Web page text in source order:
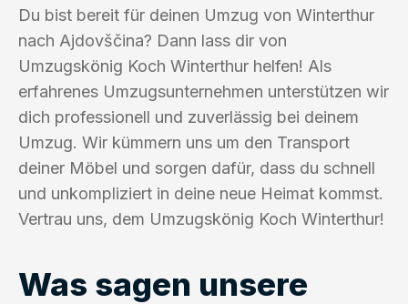
Du bist bereit für deinen Umzug von Winterthur
nach Ajdovščina? Dann lass dir von
Umzugskönig Koch Winterthur helfen! Als
erfahrenes Umzugsunternehmen unterstützen wir
dich professionell und zuverlässig bei deinem
Umzug. Wir kümmern uns um den Transport
deiner Möbel und sorgen dafür, dass du schnell
und unkompliziert in deine neue Heimat kommst.
Vertrau uns, dem Umzugskönig Koch Winterthur!
Was sagen unsere